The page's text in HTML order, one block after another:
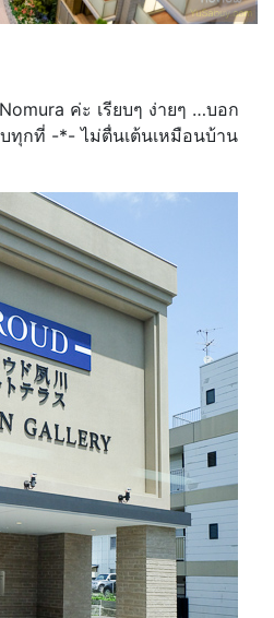
ค่ะ เรียบๆ ง่ายๆ …บอก
ทุกที่ -*- ไม่ตื่นเต้นเหมือนบ้าน